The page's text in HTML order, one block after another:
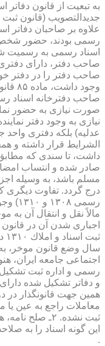
علاوه بر صاحبان دفاتر
رسمی بودند، حضور شخص
اسناد رسمی به رسمیت
صاحب دفتر، دارای
صاحب دفتر را در دفتر
صاحب دفترخانه اسناد
صورت نیازی به حضور
نیازی به وجود دفتر
عدلیه) بلكه دفتری واحد
الشرایط قرار داشته و
داشت، تا سندی كه
صادر شده و انتساب
مسلم باشد، به وسیله
درج گردد. تفاوت دیگری
رسمی
مالاً نقل و انتقال آن
سال وضع قانون موخر،
اجتماعی جامعه ایران،
رسمی و اداره ثبت
و دفاتر تشكیل شده
معاملات راجع به عین یا
ثبت نشده. ۲ـ
این گونه اسناد را به
.